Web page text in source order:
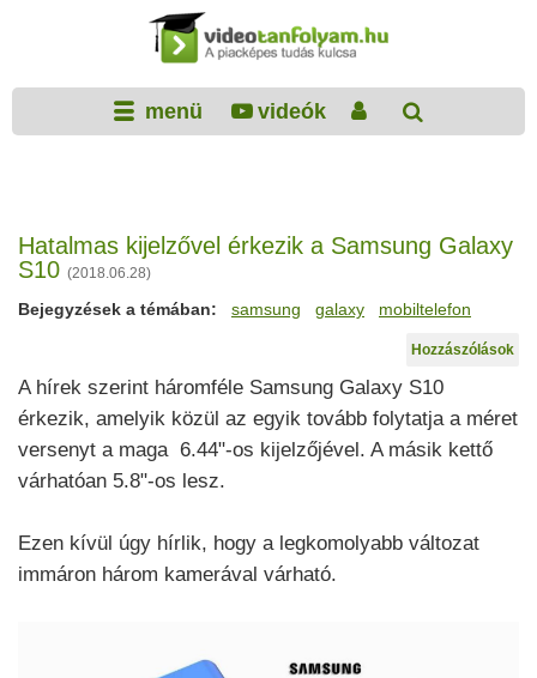
menü videók
Hatalmas kijelzővel érkezik a Samsung Galaxy
S10 (2018.06.28)
Bejegyzések a témában: samsung galaxy mobiltelefon
Hozzászólások
A hírek szerint háromféle Samsung Galaxy S10
érkezik, amelyik közül az egyik tovább folytatja a méret
versenyt a maga 6.44"-os kijelzőjével. A másik kettő
várhatóan 5.8"-os lesz.
Ezen kívül úgy hírlik, hogy a legkomolyabb változat
immáron három kamerával várható.